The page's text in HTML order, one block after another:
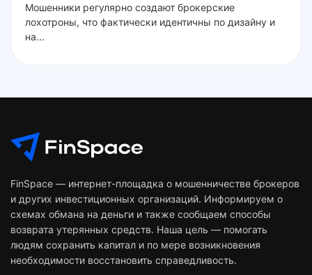
Мошенники регулярно создают брокерские
лохотроны, что фактически идентичны по дизайну и
на...
FinSpace — интернет-площадка о мошенничестве брокеров
и других инвестиционных организаций. Информируем о
схемах обмана на деньги и также сообщаем способы
возврата утерянных средств. Наша цель — помогать
людям сохранить капитал и по мере возникновения
необходимости восстановить справедливость.